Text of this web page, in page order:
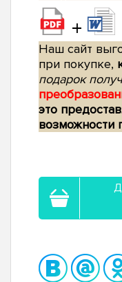
+
Наш сайт
при покупке,
подарок
это
возможности